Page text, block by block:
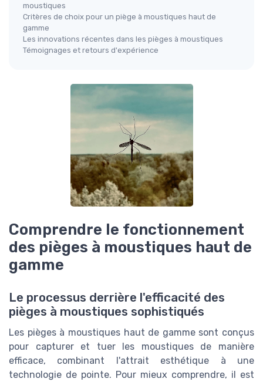
moustiques
Critères de choix pour un piège à moustiques haut de
gamme
Les innovations récentes dans les pièges à moustiques
Témoignages et retours d'expérience
Comprendre le fonctionnement
des pièges à moustiques haut de
gamme
Le processus derrière l'efficacité des
pièges à moustiques sophistiqués
Les pièges à moustiques haut de gamme sont conçus
pour capturer et tuer les moustiques de manière
efficace, combinant l'attrait esthétique à une
technologie de pointe. Pour mieux comprendre, il est